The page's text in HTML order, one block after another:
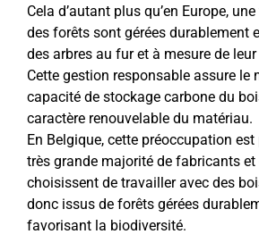
Cela d’autant plus qu’en Europe,
des forêts sont gérées durablement
des arbres au fur et à mesure de
Cette gestion responsable assure le
capacité de stockage carbone du
caractère renouvelable du matériau.
En Belgique, cette préoccupation
très grande majorité de fabricants
choisissent de travailler avec des
donc issus de forêts gérées
favorisant la biodiversité.